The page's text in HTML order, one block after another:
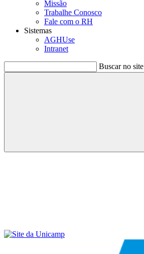
Missão
Trabalhe Conosco
Fale com o RH
Sistemas
AGHUse
Intranet
Buscar no site
Buscar